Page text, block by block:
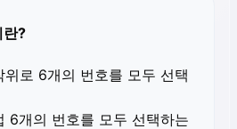
?
위로 6개의 번호를 모두 선택
6개의 번호를 모두 선택하는